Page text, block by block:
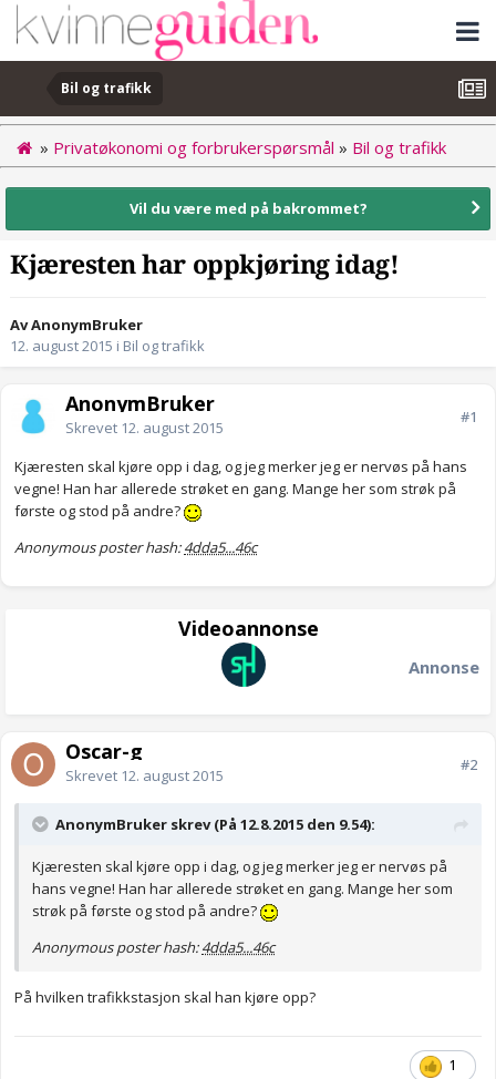
Bil og trafikk
» Privatøkonomi og forbrukerspørsmål » Bil og trafikk
Vil du være med på bakrommet?
Kjæresten har oppkjøring idag!
Av AnonymBruker
12. august 2015 i Bil og trafikk
AnonymBruker
Skrevet 12. august 2015
#1
Kjæresten skal kjøre opp i dag, og jeg merker jeg er nervøs på hans
vegne! Han har allerede strøket en gang. Mange her som strøk på
første og stod på andre?
Anonymous poster hash:4dda5...46c
Videoannonse
Annonse
Oscar-g
Skrevet 12. august 2015
#2
AnonymBruker skrev (På 12.8.2015 den 9.54):
Kjæresten skal kjøre opp i dag, og jeg merker jeg er nervøs på
hans vegne! Han har allerede strøket en gang. Mange her som
strøk på første og stod på andre?
Anonymous poster hash:4dda5...46c
På hvilken trafikkstasjon skal han kjøre opp?
1